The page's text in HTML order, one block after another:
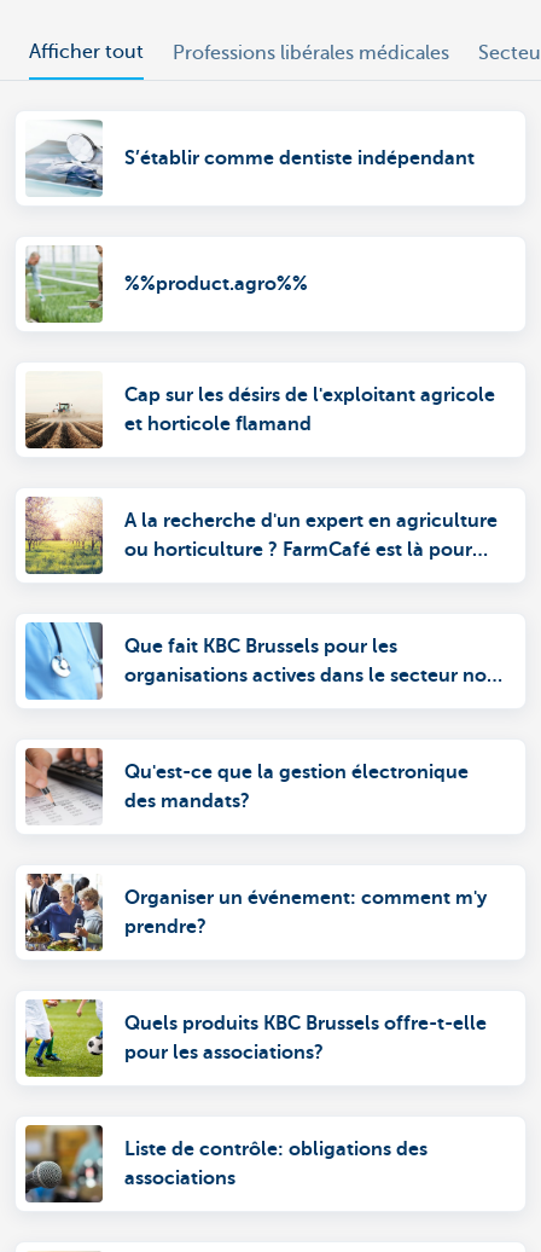
Afficher tout Professions libérales médicales
S’établir comme dentiste indépendant
%%product.agro%%
Cap sur les désirs de l'exploitant agricole
et horticole flamand
A la recherche d'un expert en agriculture
ou horticulture ? FarmCafé est là pour
Que fait KBC Brussels pour les
organisations actives dans le secteur non
Qu'est-ce que la gestion électronique
des mandats?
Organiser un événement: comment m'y
prendre?
Quels produits KBC Brussels offre-t-elle
pour les associations?
Liste de contrôle: obligations des
associations